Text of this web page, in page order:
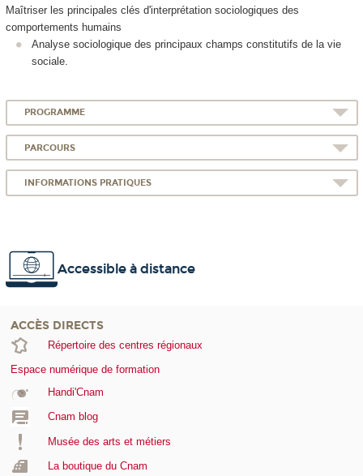
Maîtriser les principales clés d'interprétation sociologiques des
comportements humains
Analyse sociologique des principaux champs constitutifs de la vie
sociale.
PROGRAMME
PARCOURS
INFORMATIONS PRATIQUES
Accessible à distance
ACCÈS DIRECTS
Répertoire des centres régionaux
Espace numérique de formation
Handi'Cnam
Cnam blog
Musée des arts et métiers
La boutique du Cnam